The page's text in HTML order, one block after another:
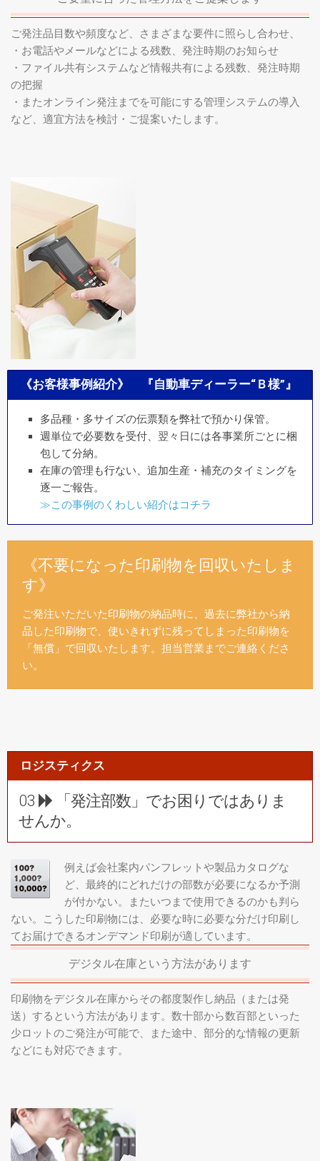
ご発注品目数や頻度など、さまざまな要件に照らし合わせ、
・お電話やメールなどによる残数、発注時期のお知らせ
・ファイル共有システムなど情報共有による残数、発注時期
の把握
・またオンライン発注までを可能にする管理システムの導入
など、適宜方法を検討・ご提案いたします。
《お客様事例紹介》 『自動車ディーラー“Ｂ様”』
多品種・多サイズの伝票類を弊社で預かり保管。
週単位で必要数を受付、翌々日には各事業所ごとに梱
包して分納。
在庫の管理も行ない、追加生産・補充のタイミングを
逐一ご報告。
≫この事例のくわしい紹介はコチラ
《不要になった印刷物を回収いたしま
す》
ご発注いただいた印刷物の納品時に、過去に弊社から納
品した印刷物で、使いきれずに残ってしまった印刷物を
「無償」で回収いたします。担当営業までご連絡くださ
い。
ロジスティクス
03
「発注部数」でお困りではありま
せんか。
例えば会社案内パンフレットや製品カタログな
ど、最終的にどれだけの部数が必要になるか予測
が付かない。またいつまで使用できるのかも判ら
ない。こうした印刷物には、必要な時に必要な分だけ印刷し
てお届けできるオンデマンド印刷が適しています。
デジタル在庫という方法があります
印刷物をデジタル在庫からその都度製作し納品（または発
送）するという方法があります。数十部から数百部といった
少ロットのご発注が可能で、また途中、部分的な情報の更新
などにも対応できます。